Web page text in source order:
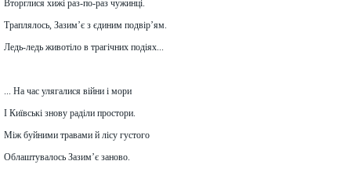
Вторглися хижі раз-по-раз чужинці.
Траплялось, Зазим’є з єдиним подвір’ям.
Ледь-ледь животіло в трагічних подіях...
... На час улягалися війни і мори
І Київські знову раділи простори.
Між буйними травами й лісу густого
Облаштувалось Зазим’є заново.